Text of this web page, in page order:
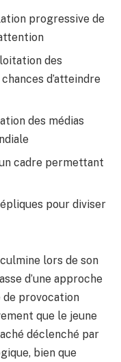
progressive de
des
d’atteindre
des médias
cadre permettant
pour diviser
lors de son
d’une approche
provocation
que le jeune
déclenché par
bien que